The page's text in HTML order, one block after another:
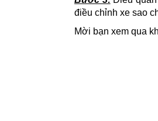
điều chỉnh xe sao
Mời bạn xem qua